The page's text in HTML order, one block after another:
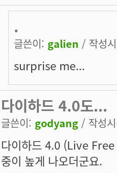
.
글쓴이: galien / 작성
surprise me...
다이하드 4.0도...
글쓴이: godyang / 작성
다이하드 4.0 (Live
중이 높게 나오더군요.